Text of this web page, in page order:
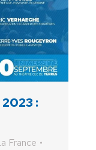
:
France